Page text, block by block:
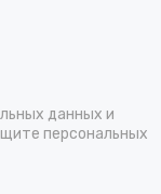
данных и
персональных